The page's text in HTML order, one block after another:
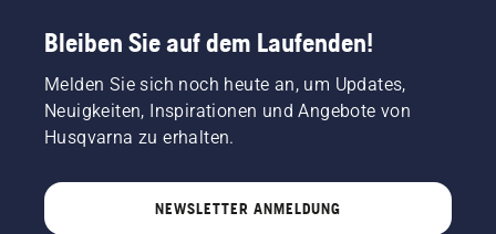
Bleiben Sie auf dem Laufenden!
Melden Sie sich noch heute an, um Updates,
Neuigkeiten, Inspirationen und Angebote von
Husqvarna zu erhalten.
NEWSLETTER ANMELDUNG